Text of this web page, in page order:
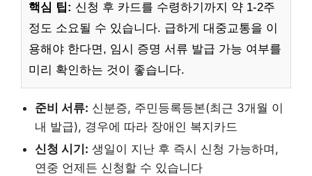
핵심 팁: 신청 후 카드를 수령하기까지 약 1-2주
정도 소요될 수 있습니다. 급하게 대중교통을 이
용해야 한다면, 임시 증명 서류 발급 가능 여부를
미리 확인하는 것이 좋습니다.
준비 서류: 신분증, 주민등록등본(최근 3개월 이
내 발급), 경우에 따라 장애인 복지카드
신청 시기: 생일이 지난 후 즉시 신청 가능하며,
연중 언제든 신청할 수 있습니다